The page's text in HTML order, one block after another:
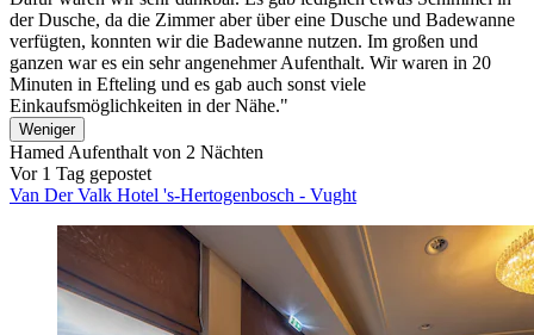
der Dusche, da die Zimmer aber über eine Dusche und Badewanne
verfügten, konnten wir die Badewanne nutzen. Im großen und
ganzen war es ein sehr angenehmer Aufenthalt. Wir waren in 20
Minuten in Efteling und es gab auch sonst viele
Einkaufsmöglichkeiten in der Nähe."
Weniger
HamedAufenthalt von 2 Nächten
Vor 1 Tag gepostet
Van Der Valk Hotel 's-Hertogenbosch - Vught